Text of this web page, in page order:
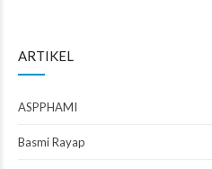
ARTIKEL
ASPPHAMI
Basmi Rayap